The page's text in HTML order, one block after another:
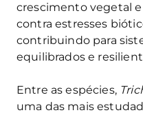
crescimento vegetal
contra estresses
contribuindo para
equilibrados e
Entre as espécies,
uma das mais